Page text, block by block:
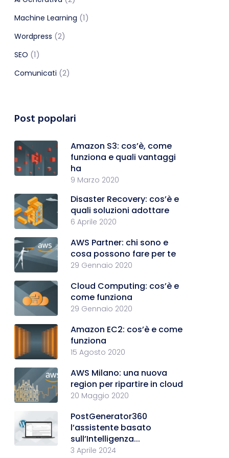
Machine Learning (1)
Wordpress (2)
SEO (1)
Comunicati (2)
Post popolari
Amazon S3: cos’è, come
funziona e quali vantaggi
ha
9 Marzo 2020
Disaster Recovery: cos’è e
quali soluzioni adottare
6 Aprile 2020
AWS Partner: chi sono e
cosa possono fare per te
29 Gennaio 2020
Cloud Computing: cos’è e
come funziona
29 Gennaio 2020
Amazon EC2: cos’è e come
funziona
15 Agosto 2020
AWS Milano: una nuova
region per ripartire in cloud
20 Maggio 2020
PostGenerator360
l’assistente basato
sull’Intelligenza...
3 Aprile 2024